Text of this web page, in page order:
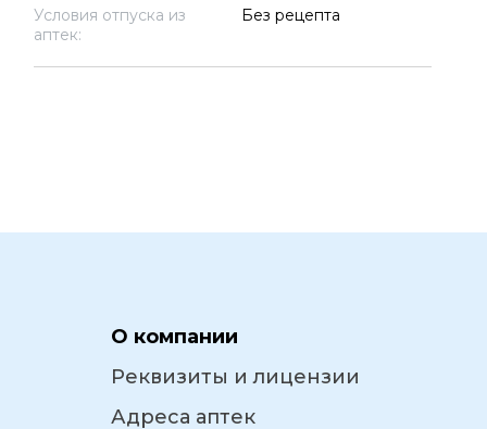
Условия отпуска из
аптек:
Без рецепта
О компании
Реквизиты и лицензии
Адреса аптек